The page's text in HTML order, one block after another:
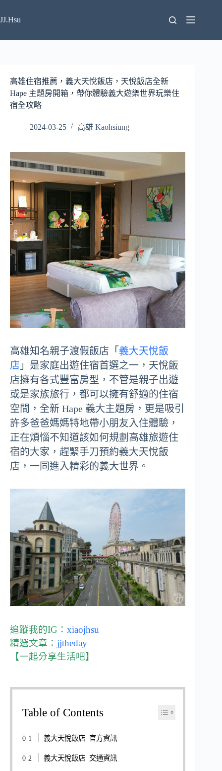
至
要
JJ.Hsu
高雄住宿推薦，義大天悅飯店，天悅飯店全新
Hape 主題房開箱，帶你體驗義大遊樂世界玩樂住
宿全攻略
2024-03-25 高雄 Kaohsiung
高雄知名親子渡假飯店「 義大天悅飯
店 」是家庭出遊住宿首選之一，天悅飯
店擁有各式豐富房型，不管是親子出遊
或是家族旅行，都可以擁有舒適的住宿
空間，全新 Hape 義大主題房，更是吸引
許多爸爸媽媽特地帶小朋友入住體驗，
正在煩惱不知道該如何規劃高雄旅遊住
宿的大家，趕緊手刀預約義大天悅飯
店，一同進入精彩的義大世界。
追蹤我的IG： xiaojhsu
精選文章： jjtheday
【一起分享生活吧】
Table of Contents
義大天悅飯店 官方資訊
義大天悅飯店 交通資訊